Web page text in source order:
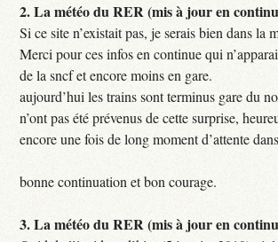
2.La météo du RER (mis à jour en
Si ce site n’existait pas, je serais bien dans la
Merci pour ces infos en continue qui
de la sncf et encore moins en gare.
aujourd’hui les trains sont terminus gare du
n’ont pas été prévenus de cette surprise,
encore une fois de long moment d’attente
bonne continuation et bon courage.
3.La météo du RER (mis à jour en